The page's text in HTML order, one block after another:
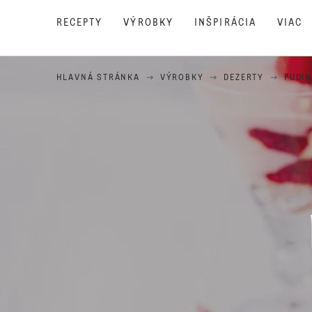
RECEPTY VÝROBKY INŠPIRÁCIA VIAC
HLAVNÁ STRÁNKA VÝROBKY DEZERTY